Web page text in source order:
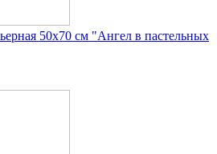
50х70 см "Ангел в пастельных